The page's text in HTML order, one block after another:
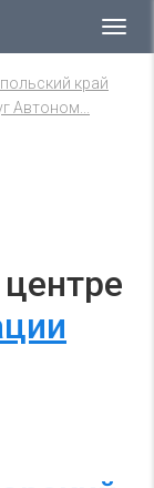
край
Автоном...